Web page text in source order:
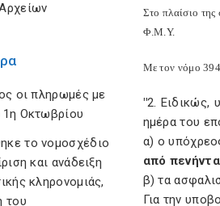
οι πληρωμές με
Οκτωβρίου
το νομοσχέδιο
και ανάδειξη
κληρονομιάς,
του
Στο πλαίσιο
Φ.Μ.Υ.
Με τον νόμο
"2. Ειδικώς,
ημέρα του
α) ο
από
β) τα
Για την